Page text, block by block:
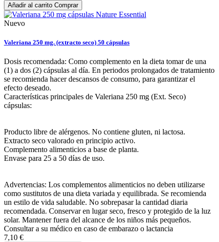
Añadir al carrito Comprar
Nuevo
Valeriana 250 mg. (extracto seco) 50 cápsulas
Dosis recomendada: Como complemento en la dieta tomar de una
(1) a dos (2) cápsulas al día. En periodos prolongados de tratamiento
se recomienda hacer descansos de consumo, para garantizar el
efecto deseado.
Características principales de Valeriana 250 mg (Ext. Seco)
cápsulas:
Producto libre de alérgenos. No contiene gluten, ni lactosa.
Extracto seco valorado en principio activo.
Complemento alimenticios a base de planta.
Envase para 25 a 50 días de uso.
Advertencias: Los complementos alimenticios no deben utilizarse
como sustitutos de una dieta variada y equilibrada. Se recomienda
un estilo de vida saludable. No sobrepasar la cantidad diaria
recomendada. Conservar en lugar seco, fresco y protegido de la luz
solar. Mantener fuera del alcance de los niños más pequeños.
Consultar a su médico en caso de embarazo o lactancia
7,10 €